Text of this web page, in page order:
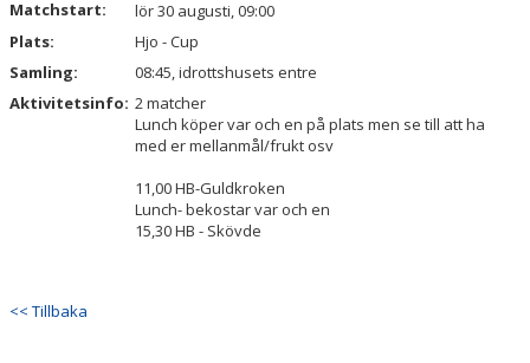
MATCHER
BILDGALLERI
Matchstart:
lör 30 augusti, 09:00
Plats:
Hjo - Cup
Samling:
08:45, idrottshusets entre
Aktivitetsinfo: 2 matcher
Lunch köper var och en på plats men se till att ha
med er mellanmål/frukt osv
11,00 HB-Guldkroken
Lunch- bekostar var och en
15,30 HB - Skövde
<< Tillbaka